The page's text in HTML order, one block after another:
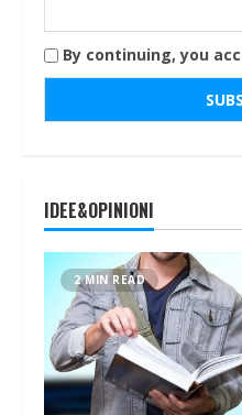
By continuing, you
IDEE&OPINIONI
2 MIN READ